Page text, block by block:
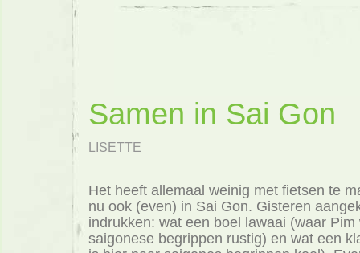
Samen in Sai Gon
LISETTE
Het heeft allemaal weinig met fietsen te
nu ook (even) in Sai Gon. Gisteren
indrukken: wat een boel lawaai (waar
saigonese begrippen rustig) en wat een